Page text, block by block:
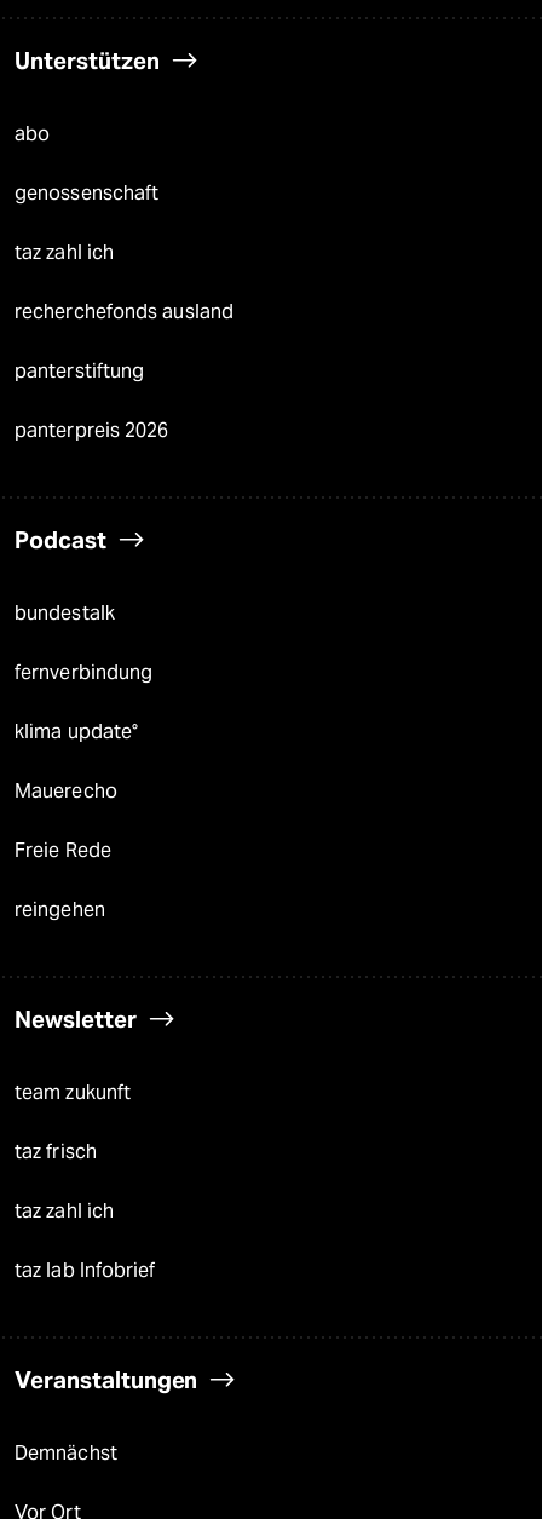
Unterstützen
abo
genossenschaft
taz zahl ich
recherchefonds ausland
panterstiftung
panterpreis 2026
Podcast
bundestalk
fernverbindung
klima update°
Mauerecho
Freie Rede
reingehen
Newsletter
team zukunft
taz frisch
taz zahl ich
taz lab Infobrief
Veranstaltungen
Demnächst
Vor Ort